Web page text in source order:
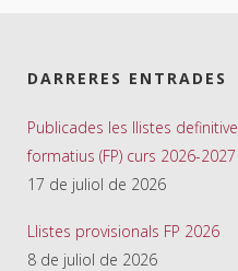
DARRERES ENTRADES
Publicades les llistes
formatius (FP) curs 2026-2027
17 de juliol de 2026
Llistes provisionals FP 2026
8 de juliol de 2026